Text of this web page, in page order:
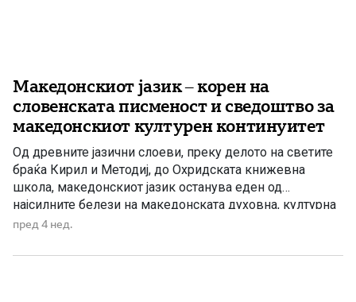
Македонскиот јазик – корен на
словенската писменост и сведоштво за
македонскиот културен континуитет
Од древните јазични слоеви, преку делото на светите
браќа Кирил и Методиј, до Охридската книжевна
школа, македонскиот јазик останува еден од
најсилните белези на македонската духовна, културна
и историска посебност. Еден од најсилните фактори
Македонскиот Полуостров, покрај христијанството, бил
пред 4 нед.